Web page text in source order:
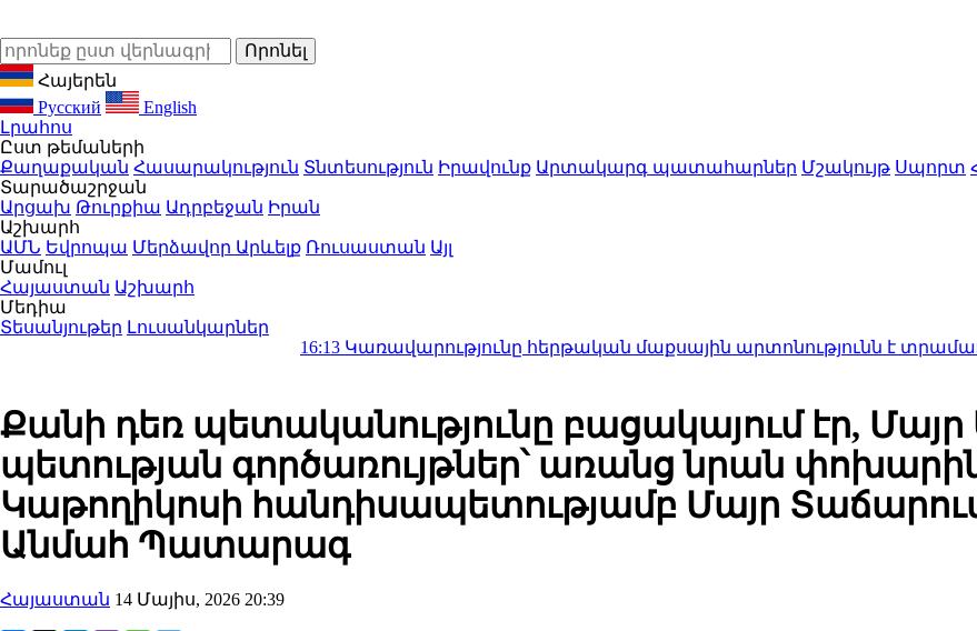
Հայերեն
Русский
English
Լրահոս
Ըստ թեմաների
Քաղաքական Հասարակություն Տնտեսություն Իրավունք Արտակարգ պատահարներ Մշակույթ Սպորտ
Տարածաշրջան
Արցախ Թուրքիա Ադրբեջան Իրան
Աշխարհ
ԱՄՆ Եվրոպա Մերձավոր Արևելք Ռուսաստան Այլ
Մամուլ
Հայաստան Աշխարհ
Մեդիա
Տեսանյութեր Լուսանկարներ
Կառավարությունը հերթական մաքսային արտոնությունն է տրամադրել
Քանի դեռ պետականությունը բացակայում էր,
պետության գործառույթներ՝ առանց նրան
Կաթողիկոսի հանդիսապետությամբ Մայր Տաճարում
Անմահ Պատարագ
Հայաստան 14 Մայիս, 2026 20:39